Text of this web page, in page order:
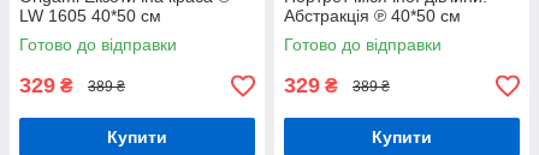
LW 1605 40*50 см
Готово до відправки
329 ₴ 389 ₴
Купити
Абстракція ℗ 40*50 см
Орігамі LW 31640
Готово до відправки
329 ₴ 389 ₴
Купити